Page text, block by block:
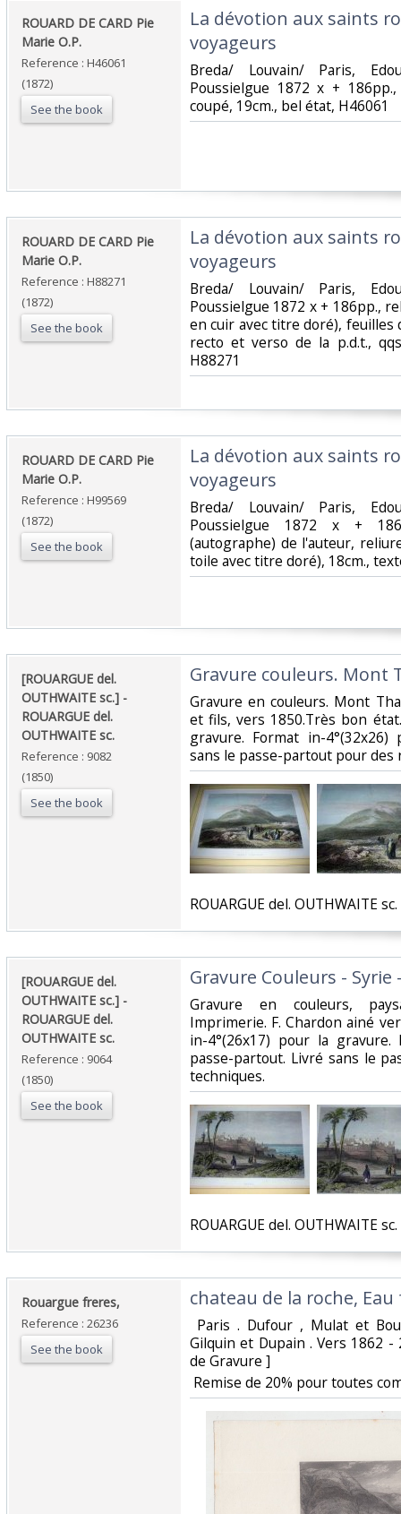
‎ROUARD DE CARD Pie
Marie O.P.‎
Reference : H46061
(1872)
See the book
‎La dévotion aux saints
voyageurs‎
‎Breda/ Louvain/ Paris,
Poussielgue 1872 x +
coupé, 19cm., bel état, H46061‎
‎ROUARD DE CARD Pie
Marie O.P.‎
Reference : H88271
(1872)
See the book
‎La dévotion aux saints
voyageurs‎
‎Breda/ Louvain/ Paris,
Poussielgue 1872 x + 186pp.,
en cuir avec titre doré), feuilles
recto et verso de la p.d.t.,
H88271‎
‎ROUARD DE CARD Pie
Marie O.P.‎
Reference : H99569
(1872)
See the book
‎La dévotion aux saints
voyageurs‎
‎Breda/ Louvain/ Paris,
Poussielgue 1872 x +
(autographe) de l'auteur,
toile avec titre doré), 18cm.,
‎[ROUARGUE del.
OUTHWAITE sc.] - ‎
‎ROUARGUE del.
OUTHWAITE sc.‎
Reference : 9082
(1850)
See the book
‎Gravure couleurs. Mont
‎Gravure en couleurs. Mont
et fils, vers 1850.Très bon
gravure. Format in-
sans le passe-partout pour des
‎ROUARGUE del. OUTHWAITE sc. ‎
‎[ROUARGUE del.
OUTHWAITE sc.] - ‎
‎ROUARGUE del.
OUTHWAITE sc.‎
Reference : 9064
(1850)
See the book
‎Gravure Couleurs - Syrie
‎Gravure en couleurs,
Imprimerie. F. Chardon ainé
in-4°(26x17) pour la
passe-partout. Livré sans le
techniques.‎
‎ROUARGUE del. OUTHWAITE sc. ‎
‎Rouargue freres,‎
Reference : 26236
See the book
‎chateau de la roche,
Paris . Dufour , Mulat et
Gilquin et Dupain . Vers 1862
de Gravure ]‎
Remise de 20% pour toutes